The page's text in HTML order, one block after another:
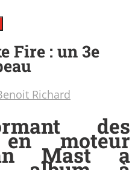
Fire : un 3e
Richard
des
en moteur
Mast a